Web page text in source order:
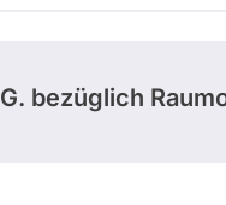
bezüglich